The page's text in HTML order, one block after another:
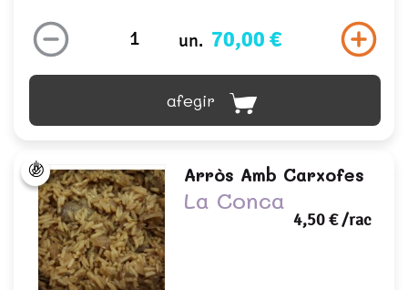
un. 70,00 €
afegir
Arròs Amb Carxofes
La Conca
4,50 €/rac